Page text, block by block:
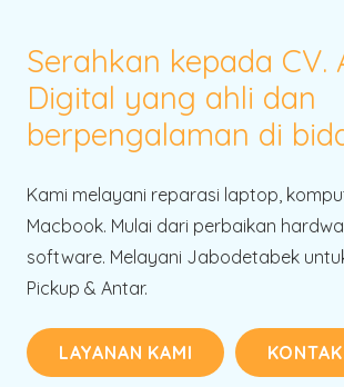
Serahkan kepada CV.
Digital yang ahli dan
berpengalaman di
Kami melayani reparasi laptop,
Macbook. Mulai dari perbaikan
software. Melayani Jabodetabek
Pickup & Antar.
LAYANAN KAMI KONTAK